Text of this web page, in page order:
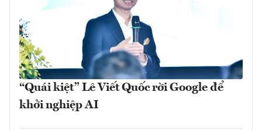
“Quái kiệt” Lê Viết Quốc rời Google để
khởi nghiệp AI